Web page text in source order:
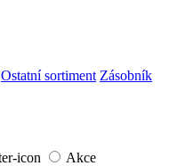
Ostatní sortiment Zásobník
Akce